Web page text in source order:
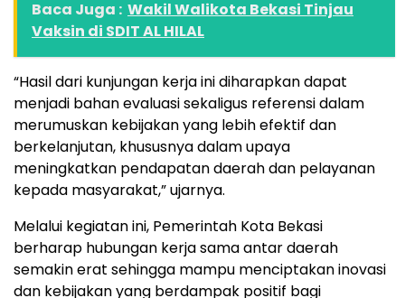
Baca Juga : Wakil Walikota Bekasi Tinjau
Vaksin di SDIT AL HILAL
“Hasil dari kunjungan kerja ini diharapkan dapat
menjadi bahan evaluasi sekaligus referensi dalam
merumuskan kebijakan yang lebih efektif dan
berkelanjutan, khususnya dalam upaya
meningkatkan pendapatan daerah dan pelayanan
kepada masyarakat,” ujarnya.
Melalui kegiatan ini, Pemerintah Kota Bekasi
berharap hubungan kerja sama antar daerah
semakin erat sehingga mampu menciptakan inovasi
dan kebijakan yang berdampak positif bagi